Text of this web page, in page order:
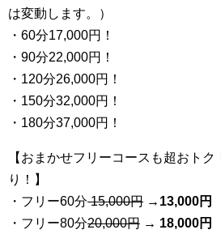
は変動します。）
・60分17,000円！
・90分22,000円！
・120分26,000円！
・150分32,000円！
・180分37,000円！
【おまかせフリーコースも超おト
り！】
・フリー60分15,000円 → 13,000円
・フリー80分20,000円 → 18,000円